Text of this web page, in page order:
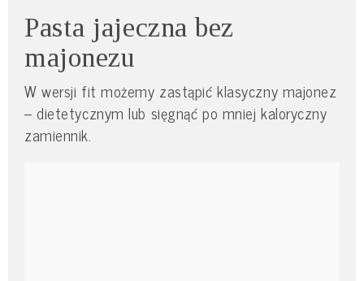
Pasta jajeczna bez
majonezu
W wersji fit możemy zastąpić klasyczny majonez
– dietetycznym lub sięgnąć po mniej kaloryczny
zamiennik.